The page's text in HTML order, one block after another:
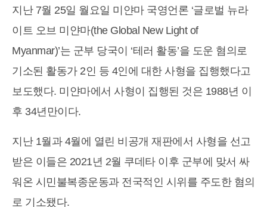
지난 7월 25일 월요일 미얀마 국영언론 ‘글로벌 뉴라
이트 오브 미얀마(the Global New Light of
Myanmar)’는 군부 당국이 ‘테러 활동’을 도운 혐의로
기소된 활동가 2인 등 4인에 대한 사형을 집행했다고
보도했다. 미얀마에서 사형이 집행된 것은 1988년 이
후 34년만이다.
지난 1월과 4월에 열린 비공개 재판에서 사형을 선고
받은 이들은 2021년 2월 쿠데타 이후 군부에 맞서 싸
워온 시민불복종운동과 전국적인 시위를 주도한 혐의
로 기소됐다.